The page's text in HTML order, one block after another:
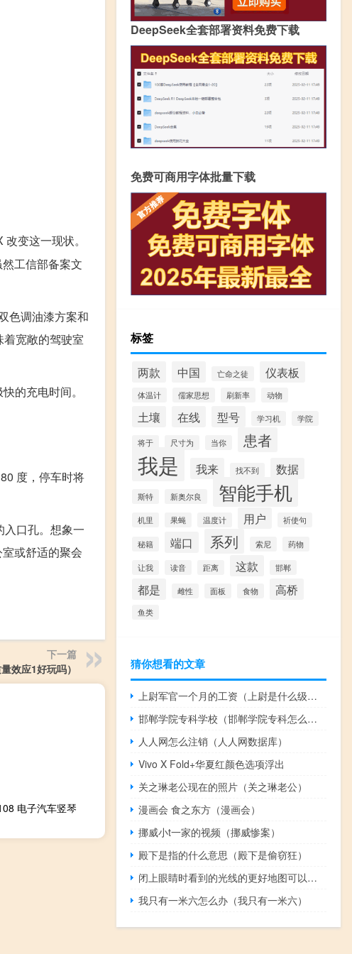
变这一现状。
工信部备案文
色调油漆方案和
宽敞的驾驶室
的充电时间。
度，停车时将
口孔。想象一
或舒适的聚会
下一篇
效应1好玩吗）
电子汽车竖琴
DeepSeek全套部署资料免费下载
免费可商用字体批量下载
标签
两款 中国 亡命之徒 仪表板
体温计 儒家思想 刷新率 动物
土壤 在线 型号 学习机 学院
将于 尺寸为 当你 患者
我是 我来 找不到 数据
斯特 新奥尔良 智能手机
机里 果蝇 温度计 用户 祈使句
秘籍 端口 系列 索尼 药物
让我 读音 距离 这款 邯郸
都是 雌性 面板 食物 高桥
鱼类
猜你想看的文章
上尉军官一个月的工资（上尉是什么级别）
邯郸学院专科学校（邯郸学院专科怎么样）
人人网怎么注销（人人网数据库）
Vivo X Fold+华夏红颜色选项浮出
关之琳老公现在的照片（关之琳老公）
漫画会 食之东方（漫画会）
挪威小t一家的视频（挪威惨案）
殿下是指的什么意思（殿下是偷窃狂）
闭上眼睛时看到的光线的更好地图可以改善仿生眼效果
我只有一米六怎么办（我只有一米六）